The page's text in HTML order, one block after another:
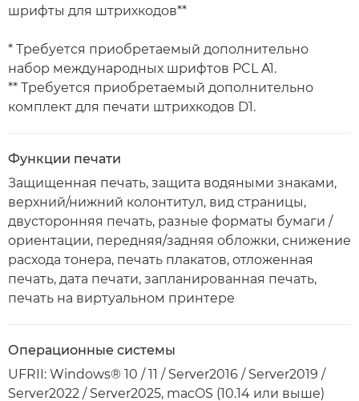
шрифты для штрихкодов**
* Требуется приобретаемый дополнительно
набор международных шрифтов PCL A1.
** Требуется приобретаемый дополнительно
комплект для печати штрихкодов D1.
Функции печати
Защищенная печать, защита водяными знаками,
верхний/нижний колонтитул, вид страницы,
двусторонняя печать, разные форматы бумаги /
ориентации, передняя/задняя обложки, снижение
расхода тонера, печать плакатов, отложенная
печать, дата печати, запланированная печать,
печать на виртуальном принтере
Операционные системы
UFRII: Windows® 10 / 11 / Server2016 / Server2019 /
Server2022 / Server2025, macOS (10.14 или выше)